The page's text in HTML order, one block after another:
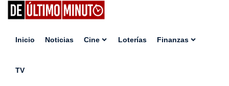
Inicio Noticias Cine Loterías Finanzas
TV